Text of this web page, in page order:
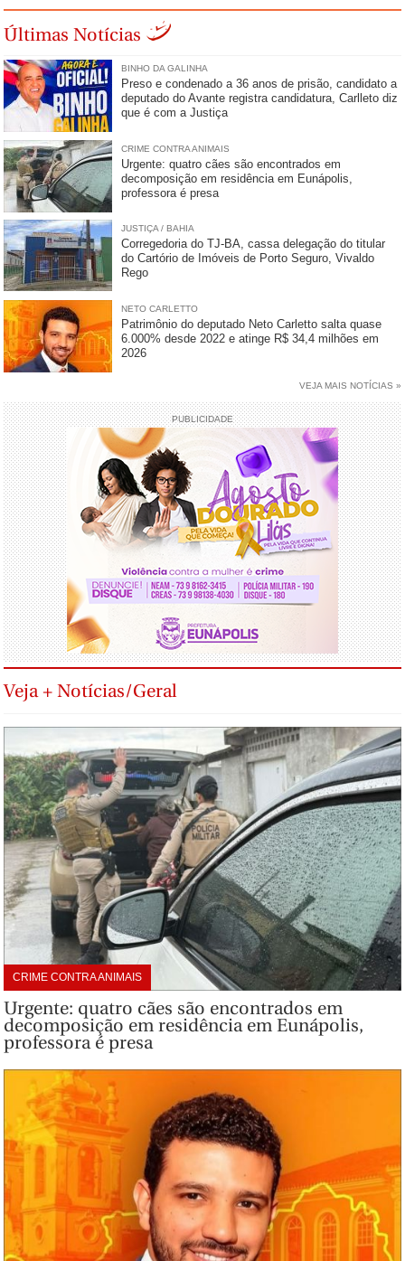
Últimas Notícias
BINHO DA GALINHA
Preso e condenado a 36 anos de prisão, candidato a
deputado do Avante registra candidatura, Carlleto diz
que é com a Justiça
CRIME CONTRA ANIMAIS
Urgente: quatro cães são encontrados em
decomposição em residência em Eunápolis,
professora é presa
JUSTIÇA / BAHIA
Corregedoria do TJ-BA, cassa delegação do titular
do Cartório de Imóveis de Porto Seguro, Vivaldo
Rego
NETO CARLETTO
Patrimônio do deputado Neto Carletto salta quase
6.000% desde 2022 e atinge R$ 34,4 milhões em
2026
VEJA MAIS NOTÍCIAS »
PUBLICIDADE
Veja + Notícias/Geral
CRIME CONTRA ANIMAIS
Urgente: quatro cães são encontrados em
decomposição em residência em Eunápolis,
professora é presa